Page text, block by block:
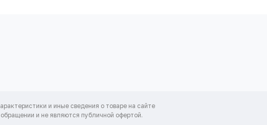
и иные сведения о товаре на сайте
и не являются публичной офертой.